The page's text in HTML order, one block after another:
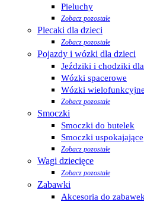
Pieluchy
Zobacz pozostałe
Plecaki dla dzieci
Zobacz pozostałe
Pojazdy i wózki dla dzieci
Jeździki i chodziki
Wózki spacerowe
Wózki wielofunkcyjne
Zobacz pozostałe
Smoczki
Smoczki do butelek
Smoczki uspokajające
Zobacz pozostałe
Wagi dziecięce
Zobacz pozostałe
Zabawki
Akcesoria do zabawek